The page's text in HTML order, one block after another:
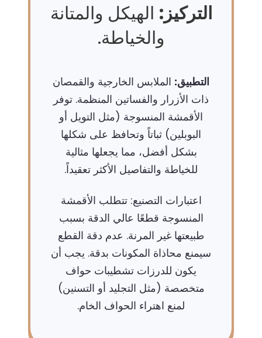
التركيز: الهيكل والمتانة
والخياطة.
التطبيق: الملابس الخارجية والقمصان
ذات الأزرار والفساتين المنظمة. توفر
الأقمشة المنسوجة (مثل التويل أو
البوبلين) ثباتاً وتحافظ على شكلها
بشكل أفضل، مما يجعلها مثالية
للخياطة والتفاصيل الأكثر تعقيداً.
اعتبارات التصنيع: تتطلب الأقمشة
المنسوجة قطعًا عالي الدقة بسبب
طبيعتها غير المرنة. عدم دقة القطع
سيمنع محاذاة المكونات بدقة. يجب أن
يكون للدرزات تشطيبات حواف
متخصصة (مثل التجليد أو التسنين)
لمنع اهتراء الحواف الخام.